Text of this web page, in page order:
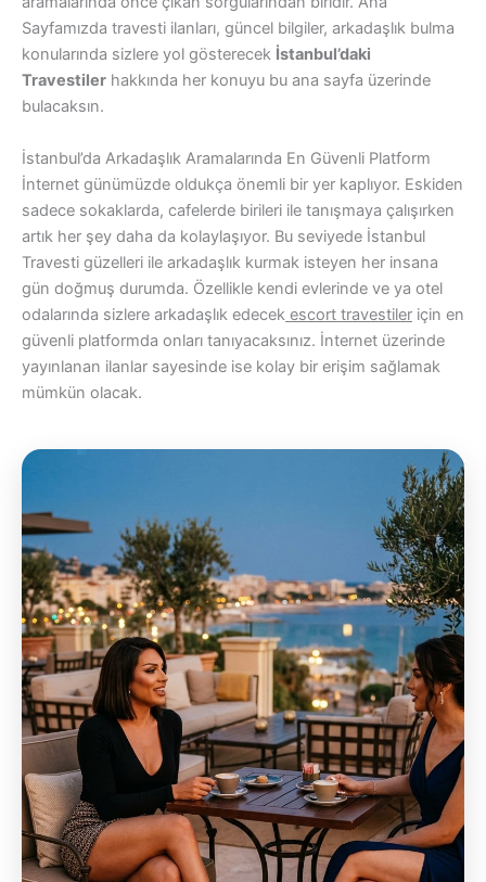
Sayfamızda travesti ilanları, güncel bilgiler, arkadaşlık bulma
konularında sizlere yol gösterecek İstanbul’daki
Travestiler hakkında her konuyu bu ana sayfa üzerinde
bulacaksın.
İstanbul’da Arkadaşlık Aramalarında En Güvenli Platform
İnternet günümüzde oldukça önemli bir yer kaplıyor. Eskiden
sadece sokaklarda, cafelerde birileri ile tanışmaya çalışırken
artık her şey daha da kolaylaşıyor. Bu seviyede İstanbul
Travesti güzelleri ile arkadaşlık kurmak isteyen her insana
gün doğmuş durumda. Özellikle kendi evlerinde ve ya otel
odalarında sizlere arkadaşlık edecek escort travestiler için en
güvenli platformda onları tanıyacaksınız. İnternet üzerinde
yayınlanan ilanlar sayesinde ise kolay bir erişim sağlamak
mümkün olacak.